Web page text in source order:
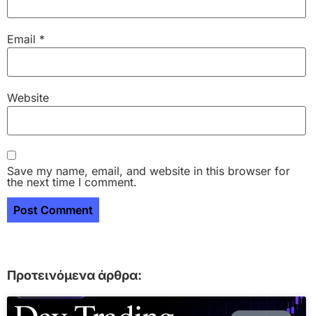
Email *
Website
Save my name, email, and website in this browser for
the next time I comment.
Προτεινόμενα άρθρα: